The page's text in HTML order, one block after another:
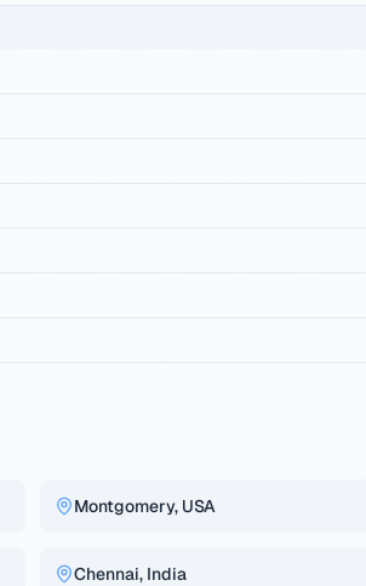
Montgomery, USA
Chennai, India